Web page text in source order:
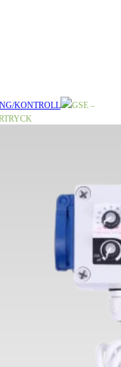
KONTROLL
GSE –